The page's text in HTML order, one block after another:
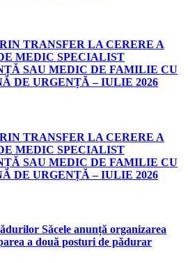
TRANSFER LA CERERE A
MEDIC SPECIALIST
SAU MEDIC DE FAMILIE CU
DE URGENȚĂ – IULIE 2026
TRANSFER LA CERERE A
MEDIC SPECIALIST
SAU MEDIC DE FAMILIE CU
DE URGENȚĂ – IULIE 2026
Săcele anunță organizarea
a două posturi de pădurar